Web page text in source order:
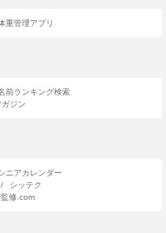
重管理アプリ
前ランキング検索
ガジン
ニアカレンダー
/
シッテク
修.com